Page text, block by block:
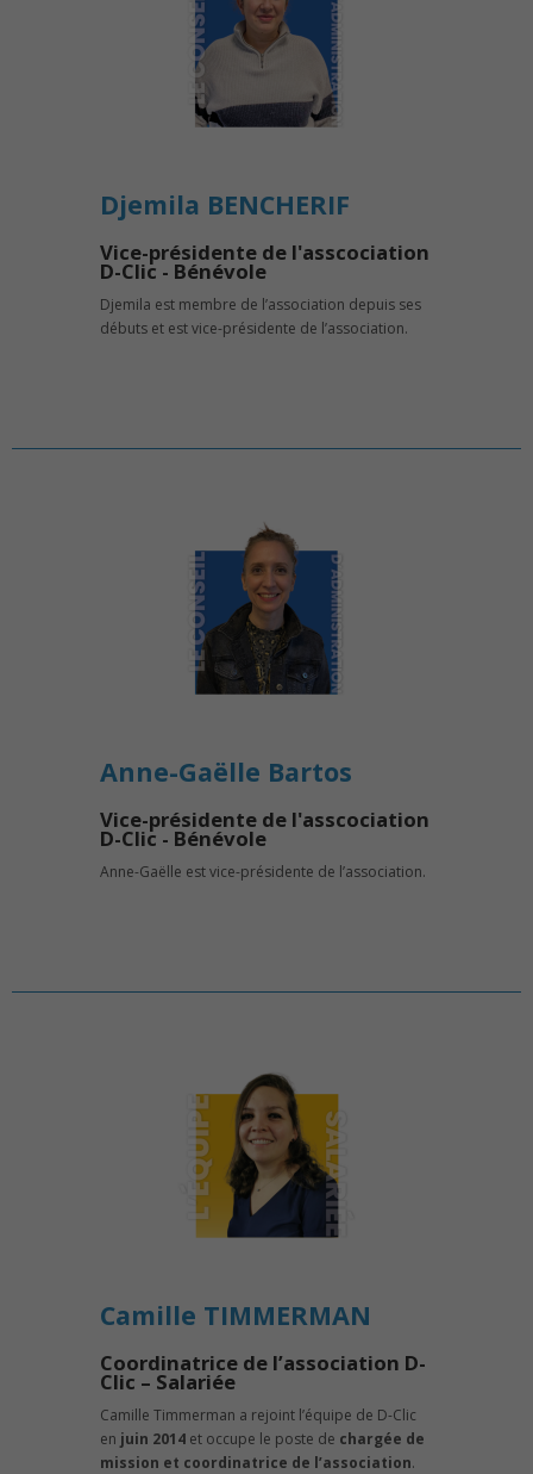
Djemila BENCHERIF
Vice-présidente de l'asscociation
D-Clic - Bénévole
Djemila est membre de l’association depuis ses
débuts et est vice-présidente de l’association.
Anne-Gaëlle Bartos
Vice-présidente de l'asscociation
D-Clic - Bénévole
Anne-Gaëlle est vice-présidente de l’association.
Camille TIMMERMAN
Coordinatrice de l’association D-
Clic – Salariée
Camille Timmerman a rejoint l’équipe de D-Clic
en juin 2014 et occupe le poste de chargée de
mission et coordinatrice de l’association.